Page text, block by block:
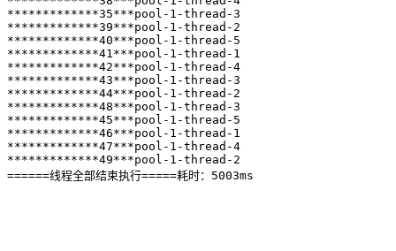
*************35***pool-1-thread-3
*************39***pool-1-thread-2
*************40***pool-1-thread-5
*************41***pool-1-thread-1
*************42***pool-1-thread-4
*************43***pool-1-thread-3
*************44***pool-1-thread-2
*************48***pool-1-thread-3
*************45***pool-1-thread-5
*************46***pool-1-thread-1
*************47***pool-1-thread-4
*************49***pool-1-thread-2
======线程全部结束执行=====耗时：5003ms